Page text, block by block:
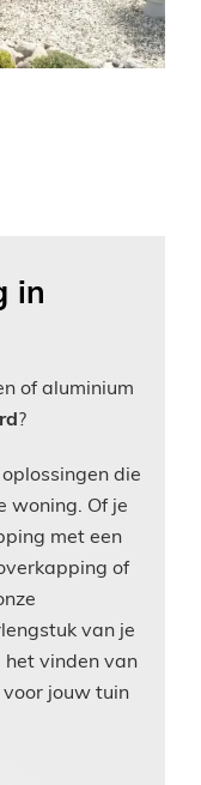
in
of aluminium
?
die
woning. Of je
met een
of
van je
vinden van
jouw tuin